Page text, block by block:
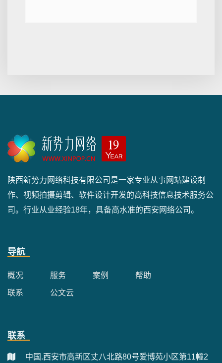
陕西新势力网络科技有限公司是一家专业从事网站建设制
作、视频拍摄剪辑、软件设计开发的高科技信息技术服务公
司。行业从业经验18年，具备高水准的西安网络公司。
导航
概况 服务 案例 帮助
联系 公文云
联系
中国.西安市高新区丈八北路80号爱博苑小区第11幢2